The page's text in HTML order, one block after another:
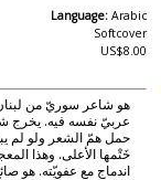
Language: Arabic
Softcover
US$8.00
هو شاعر سوريّ من
عربيّ نفسه فيه. يخرج
حمل همّ الشعر ولو لم
خَتْمها الأعلى. وهذا
اندماج مع عفويّته. هو